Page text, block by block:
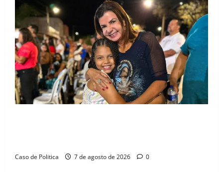
Caso de Politica 7 de agosto de 2026 0